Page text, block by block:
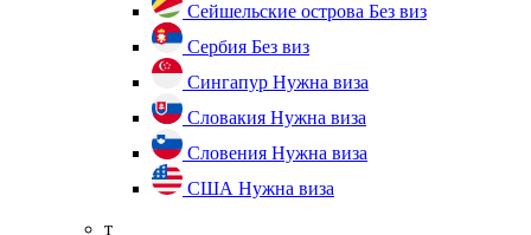
Сейшельские острова Без виз
Сербия Без виз
Сингапур Нужна виза
Словакия Нужна виза
Словения Нужна виза
США Нужна виза
т